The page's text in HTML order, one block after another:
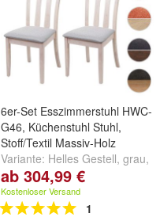
6er-Set Esszimmerstuhl HWC-
G46, Küchenstuhl Stuhl,
Stoff/Textil Massiv-Holz
Variante: Helles Gestell, grau,
Dunkles Gestell, beige
Naturfarbenes Gestell, orange
undweitere ...
ab 304,99 €
Kostenloser Versand
1